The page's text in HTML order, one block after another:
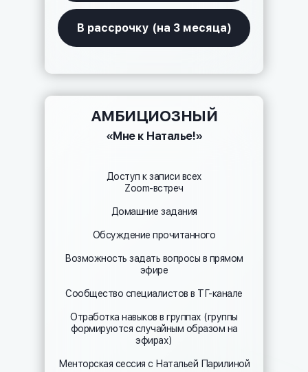
АМБИЦИОЗНЫЙ
«Мне к Наталье!»
В рассрочку (на 3 месяца)
Доступ к записи всех
Zoom-встреч
Домашние задания
Обсуждение прочитанного
Возможность задать вопросы в прямом
эфире
Сообщество специалистов в ТГ-канале
Отработка навыков в группах (группы
формируются случайным образом на
эфирах)
Менторская сессия с Натальей Парилиной